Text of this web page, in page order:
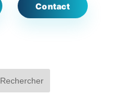
Contact
Rechercher